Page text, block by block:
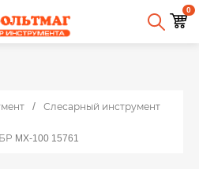
0
Слесарный инструмент
MX-100 15761